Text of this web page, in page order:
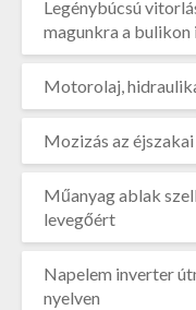
Legénybúcsú
magunkra a bulikon
Motorolaj,
Mozizás az
Műanyag ablak
levegőért
Napelem inverter
nyelven